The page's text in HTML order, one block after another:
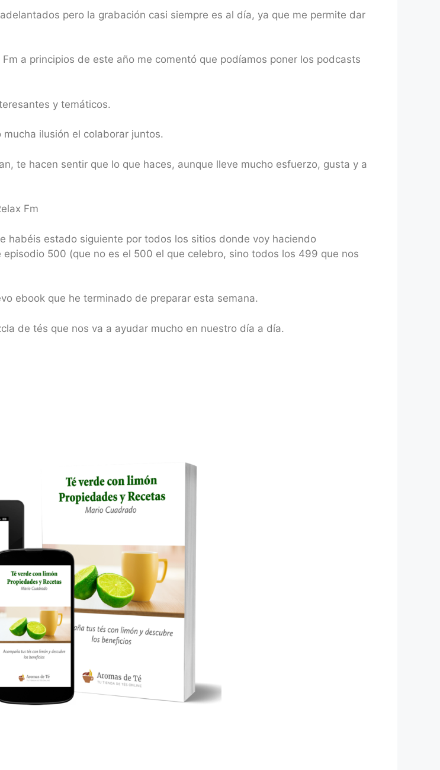
pero la grabación casi siempre es al día, ya que me permite dar
a principios de este año me comentó que podíamos poner los podcasts
y temáticos.
ilusión el colaborar juntos.
te hacen sentir que lo que haces, aunque lleve mucho esfuerzo, gusta y a
Fm
habéis estado siguiente por todos los sitios donde voy haciendo
500 (que no es el 500 el que celebro, sino todos los 499 que nos
ebook que he terminado de preparar esta semana.
de tés que nos va a ayudar mucho en nuestro día a día.